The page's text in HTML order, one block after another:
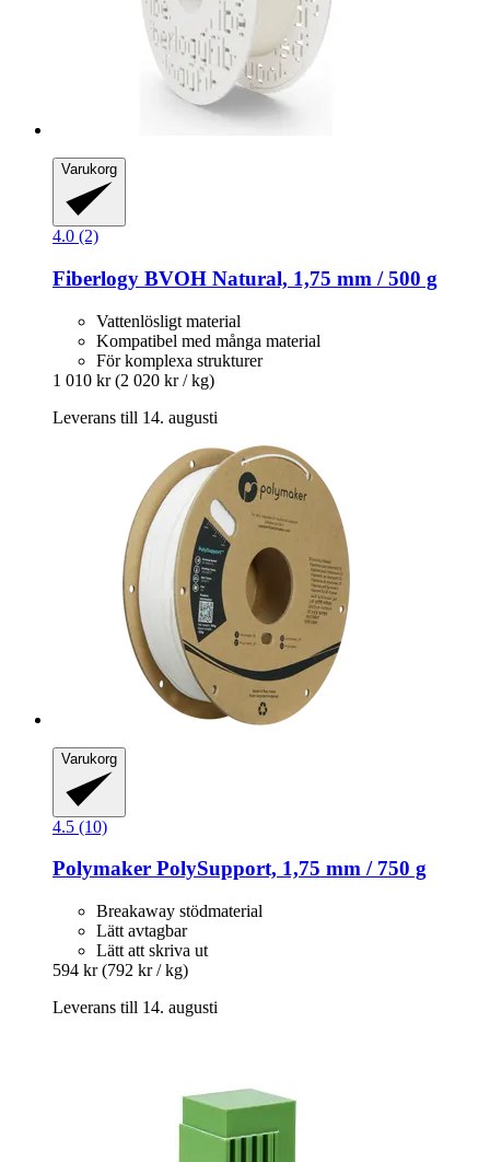
Varukorg
4.0 (2)
Fiberlogy BVOH Natural, 1,75 mm / 500 g
Vattenlösligt material
Kompatibel med många material
För komplexa strukturer
1 010 kr (2 020 kr / kg)
Leverans till 14. augusti
Varukorg
4.5 (10)
Polymaker PolySupport, 1,75 mm / 750 g
Breakaway stödmaterial
Lätt avtagbar
Lätt att skriva ut
594 kr (792 kr / kg)
Leverans till 14. augusti